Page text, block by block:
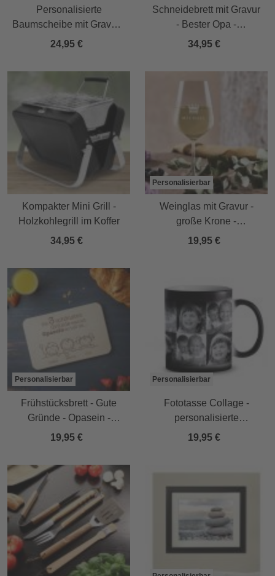
Personalisierte
Baumscheibe mit Gravur -
Trauerblume
24,95 €
Schneidebrett mit Gravur
- Bester Opa -
Personalisiert
34,95 €
Kompakter Mini Grill -
Holzkohlegrill im Koffer
34,95 €
Personalisierbar
Weinglas mit Gravur -
große Krone -
personalisiert
19,95 €
Personalisierbar
Frühstücksbrett - Gute
Gründe - Opasein -
Personalisiert
19,95 €
Personalisierbar
Fototasse Collage -
personalisierte
Zaubertasse
19,95 €